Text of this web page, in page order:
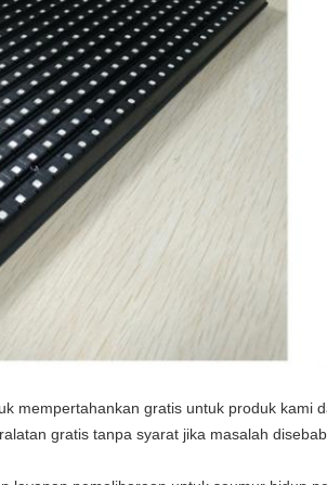
mempertahankan gratis untuk produk kami
gratis tanpa syarat jika masalah